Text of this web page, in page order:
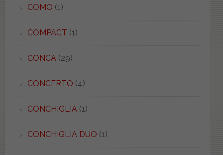
COMO (1)
COMPACT (1)
CONCA(29)
CONCERTO (4)
CONCHIGLIA(1)
CONCHIGLIA DUO (1)